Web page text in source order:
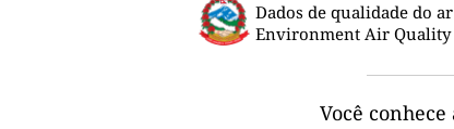
Dados de qualidade do
Environment Air
Você